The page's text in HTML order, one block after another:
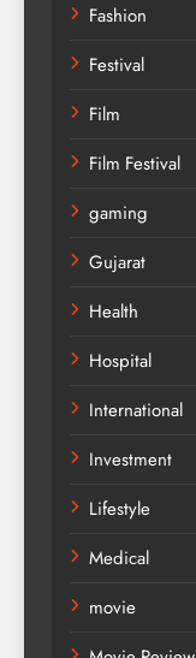
Fashion
Festival
Film
Film Festival
gaming
Gujarat
Health
Hospital
International
Investment
Lifestyle
Medical
movie